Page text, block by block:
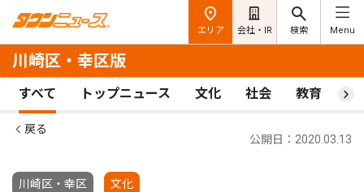
エリア 会社・IR 検索 Menu
川崎区・幸区版
すべて トップニュース 文化 社会 教育 ス
戻る
川崎区・幸区 文化
公開日：2020.03.13